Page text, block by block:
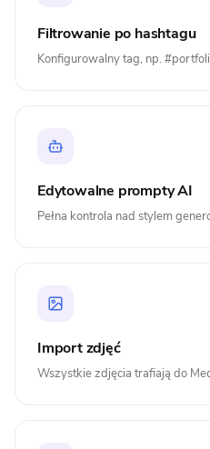
Filtrowanie po hashtagu
Konfigurowalny tag, np.
Edytowalne prompty AI
Pełna kontrola nad stylem
Import zdjęć
Wszystkie zdjęcia trafiają do